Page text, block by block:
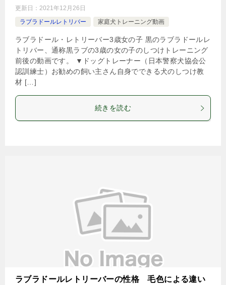
更新日： 2021年12月26日
ラブラドールレトリバー
家庭犬トレーニング動画
ラブラドール・レトリーバー3歳女の子 黒のラブラドールレ
トリバー、通称黒ラブの3歳の女の子のしつけトレーニング
前後の動画です。 ▼ドッグトレーナー（日本警察犬協会公
認訓練士）お勧めの飼い主さん自身でできる犬のしつけ教
材 […]
続きを読む
ラブラドールレトリーバーの性格 毛色による違い